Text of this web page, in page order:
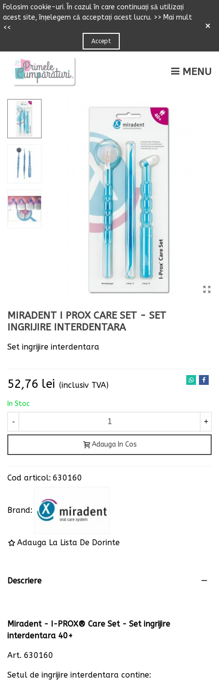
Folosim cookie-uri. n cazulîn care continuați să utilizați
acest site,înțelegem că acceptați acest lucru. >> Mai mult
<<
Accept
×
MENU
MIRADENT I PROX CARE SET - SET
INGRIJIRE INTERDENTARA
Set ingrijire interdentara
52,76 lei (inclusiv TVA)
In Stoc
- +
Adauga In Cos
Cod articol: 630160
Brand:
Adauga La Lista De Dorinte
Descriere
Miradent - I-PROX® Care Set - Set ingrijire
interdentara 40+
Art. 630160
Setul de ingrijire interdentara contine: